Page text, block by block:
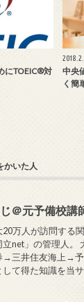
にTOEIC®対
中央
く簡
かいた人
＠元予備校講
20万人が訪問する
立net」の管理人
→三井住友海上→
て得た知識を当サ